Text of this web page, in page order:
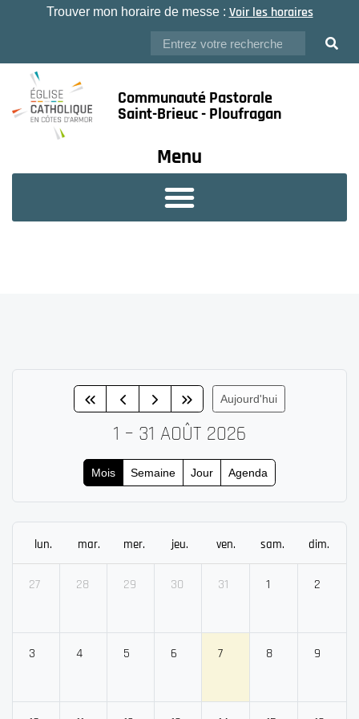
Trouver mon horaire de messe : Voir les horaires
Communauté Pastorale
Saint-Brieuc - Ploufragan
Menu
Aujourd'hui
1 – 31 AOÛT 2026
Mois Semaine Jour Agenda
lun. mar. mer. jeu. ven. sam. dim.
27 28 29 30 31 1 2
3 4 5 6 7 8 9